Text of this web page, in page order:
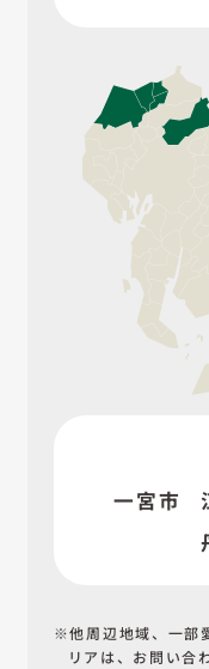
一宮市
他周辺地域、一部
リアは、お問い合